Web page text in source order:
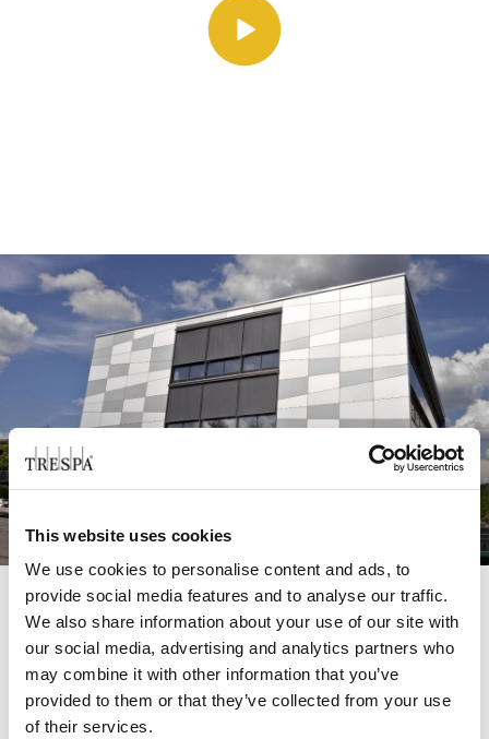
This website uses cookies
We use cookies to personalise content and ads, to
provide social media features and to analyse our traffic.
We also share information about your use of our site with
our social media, advertising and analytics partners who
may combine it with other information that you’ve
provided to them or that they’ve collected from your use
of their services.
L’assurance d’une qualité haut
de gamme
Trespa ®Meteon